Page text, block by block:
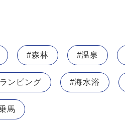
#森林 #温泉
ンピング #海水浴
馬